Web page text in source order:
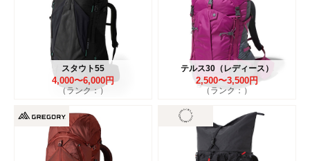
スタウト55
4,000〜6,000円
（ランク：）
テルス30（レディース）
2,500〜3,500円
（ランク：）